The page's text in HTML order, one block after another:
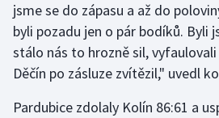
jsme se do zápasu a až do
byli pozadu jen o pár bodíků. Byli
stálo nás to hrozně sil,
Děčín po zásluze zvítězil," uvedl
Pardubice zdolaly Kolín 86:61 a